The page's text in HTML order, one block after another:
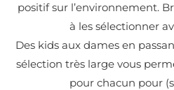
positif sur l’environnement.
à les sélectionner
Des kids aux dames en
sélection très large vous
pour chacun pour